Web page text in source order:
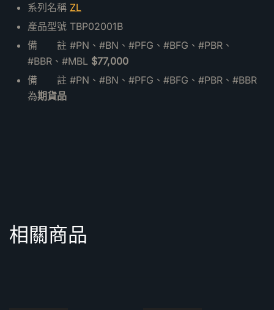
系列名稱 ZL
產品型號 TBP02001B
備 註 #PN、#BN、#PFG、#BFG、#PBR、
#BBR、#MBL $77,000
備 註 #PN、#BN、#PFG、#BFG、#PBR、#BBR
為期貨品
相關商品